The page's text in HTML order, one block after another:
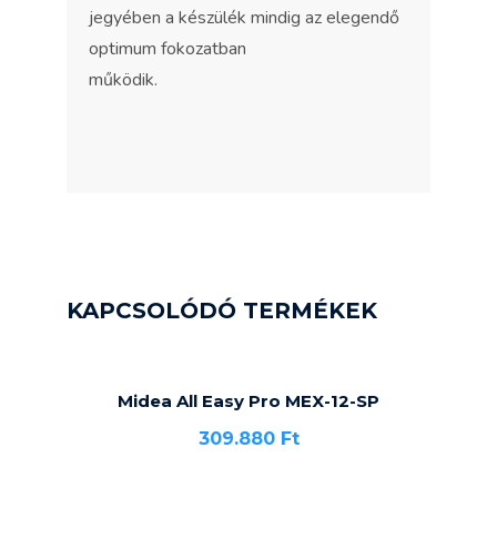
jegyében a készülék mindig az elegendő
optimum fokozatban
működik.
KAPCSOLÓDÓ TERMÉKEK
Midea All Easy Pro MEX-12-SP
309.880 Ft